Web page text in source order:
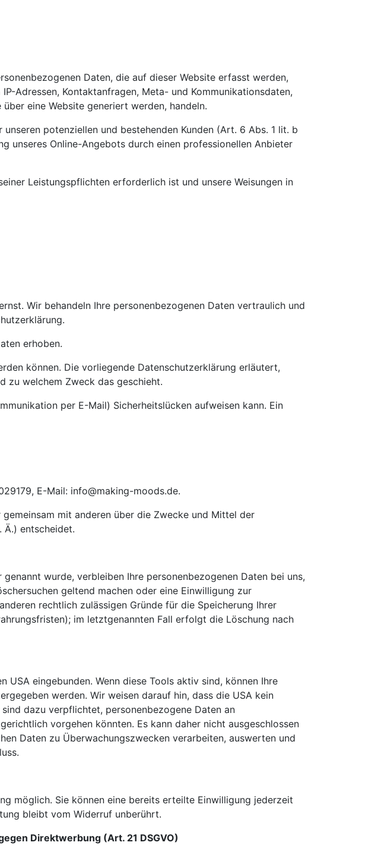
Daten, die auf dieser Website erfasst werden,
Adressen, Kontaktanfragen, Meta- und Kommunikationsdaten,
eine Website generiert werden, handeln.
potenziellen und bestehenden Kunden (Art. 6 Abs. 1 lit. b
unseres Online-Angebots durch einen professionellen Anbieter
Leistungspflichten erforderlich ist und unsere Weisungen in
Wir behandeln Ihre personenbezogenen Daten vertraulich und
erhoben.
können. Die vorliegende Datenschutzerklärung erläutert,
zu welchem Zweck das geschieht.
per E-Mail) Sicherheitslücken aufweisen kann. Ein
E-Mail: info@making-moods.de.
mit anderen über die Zwecke und Mittel der
Ä.) entscheidet.
wurde, verbleiben Ihre personenbezogenen Daten bei uns,
geltend machen oder eine Einwilligung zur
rechtlich zulässigen Gründe für die Speicherung Ihrer
im letztgenannten Fall erfolgt die Löschung nach
eingebunden. Wenn diese Tools aktiv sind, können Ihre
werden. Wir weisen darauf hin, dass die USA kein
dazu verpflichtet, personenbezogene Daten an
vorgehen könnten. Es kann daher nicht ausgeschlossen
Daten zu Überwachungszwecken verarbeiten, auswerten und
möglich. Sie können eine bereits erteilte Einwilligung jederzeit
bleibt vom Widerruf unberührt.
Direktwerbung (Art. 21 DSGVO)